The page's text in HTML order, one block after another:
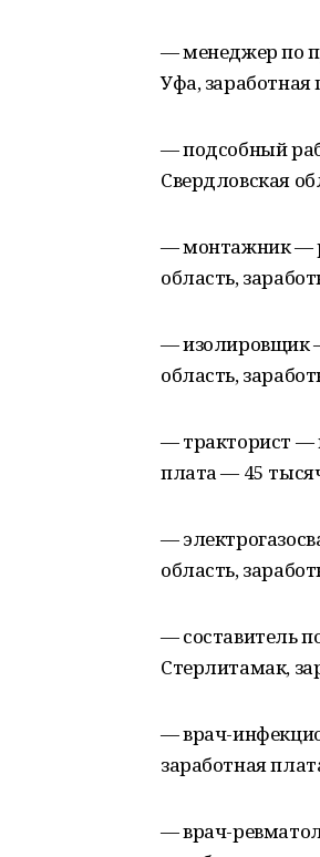
— менеджер по
Уфа,
— подсобный
Свердловская
— монтажник —
область,
— изолировщик
область,
— тракторист —
плата — 45
—
область,
— составитель
Стерлитамак,
— врач-
заработная
— врач-